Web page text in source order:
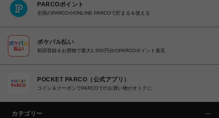
PARCOポイント
全国のPARCOやONLINE PARCOで貯まる＆使える
ポケパル払い
初回登録＆お買物で最大1,500円分のPARCOポイント進呈
POCKET PARCO（公式アプリ）
コイン＆クーポンでPARCOでのお買い物がオトクに
カテゴリー